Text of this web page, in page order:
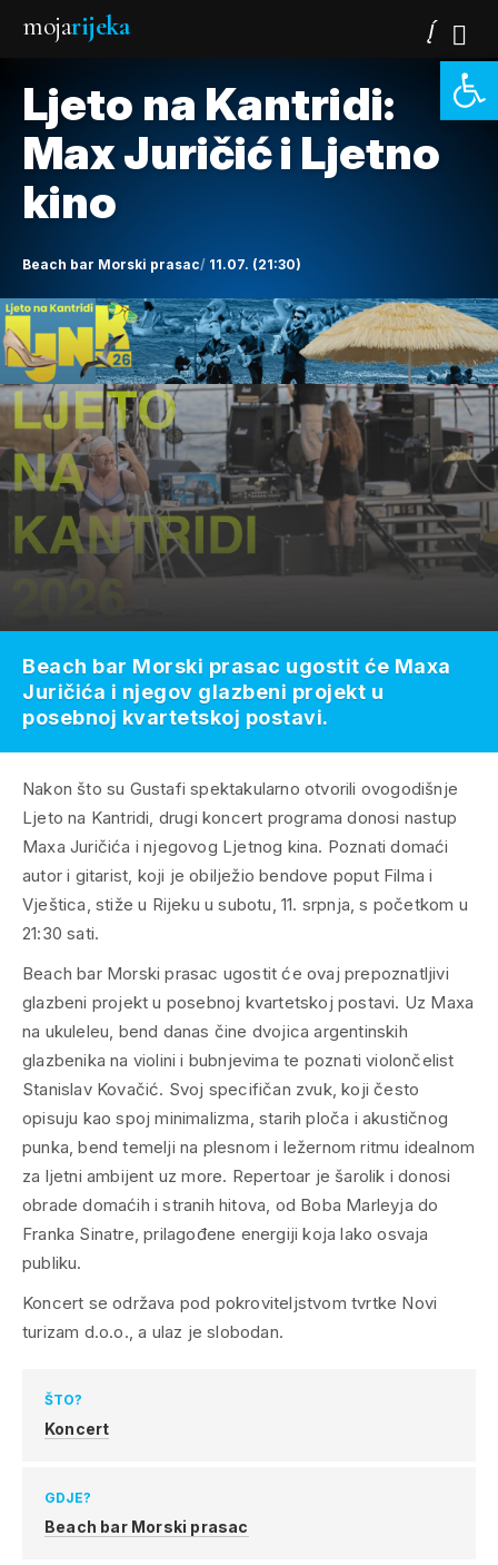
mojarijeka
Ljeto na Kantridi:
Max Juričić i Ljetno
kino
Beach bar Morski prasac 11.07. (21:30)
Nakon što su Gustafi spektakularno otvorili ovogodišnje
Ljeto na Kantridi, drugi koncert programa donosi nastup
Maxa Juričića i njegovog Ljetnog kina. Poznati domaći
autor i gitarist, koji je obilježio bendove poput Filma i
Vještica, stiže u Rijeku u subotu, 11. srpnja, s početkom u
21:30 sati.
Beach bar Morski prasac ugostit će ovaj prepoznatljivi
glazbeni projekt u posebnoj kvartetskoj postavi. Uz Maxa
na ukuleleu, bend danas čine dvojica argentinskih
glazbenika na violini i bubnjevima te poznati violončelist
Stanislav Kovačić. Svoj specifičan zvuk, koji često
opisuju kao spoj minimalizma, starih ploča i akustičnog
punka, bend temelji na plesnom i ležernom ritmu idealnom
za ljetni ambijent uz more. Repertoar je šarolik i donosi
obrade domaćih i stranih hitova, od Boba Marleyja do
Franka Sinatre, prilagođene energiji koja lako osvaja
publiku.
Koncert se održava pod pokroviteljstvom tvrtke Novi
turizam d.o.o., a ulaz je slobodan.
ŠTO?
Koncert
GDJE?
Beach bar Morski prasac
Beach bar Morski prasac ugostit će Maxa
Juričića i njegov glazbeni projekt u
posebnoj kvartetskoj postavi.